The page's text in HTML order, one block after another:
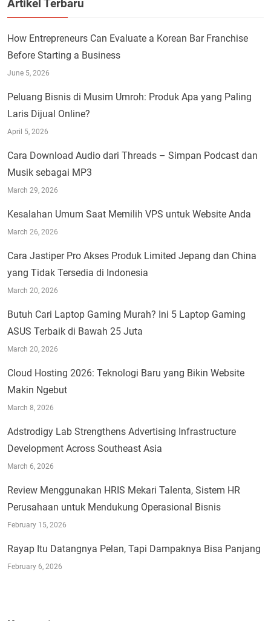
Artikel Terbaru
How Entrepreneurs Can Evaluate a Korean Bar Franchise
Before Starting a Business
June 5, 2026
Peluang Bisnis di Musim Umroh: Produk Apa yang Paling
Laris Dijual Online?
April 5, 2026
Cara Download Audio dari Threads – Simpan Podcast dan
Musik sebagai MP3
March 29, 2026
Kesalahan Umum Saat Memilih VPS untuk Website Anda
March 26, 2026
Cara Jastiper Pro Akses Produk Limited Jepang dan China
yang Tidak Tersedia di Indonesia
March 20, 2026
Butuh Cari Laptop Gaming Murah? Ini 5 Laptop Gaming
ASUS Terbaik di Bawah 25 Juta
March 20, 2026
Cloud Hosting 2026: Teknologi Baru yang Bikin Website
Makin Ngebut
March 8, 2026
Adstrodigy Lab Strengthens Advertising Infrastructure
Development Across Southeast Asia
March 6, 2026
Review Menggunakan HRIS Mekari Talenta, Sistem HR
Perusahaan untuk Mendukung Operasional Bisnis
February 15, 2026
Rayap Itu Datangnya Pelan, Tapi Dampaknya Bisa Panjang
February 6, 2026